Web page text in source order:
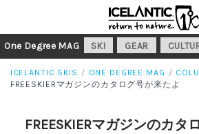
One Degree MAG SKI GEAR
ICELANTIC SKIS ONE DEGREE MAG
FREESKIERマガジンのカタログ号が来たよ
FREESKIERマガジンのカタ